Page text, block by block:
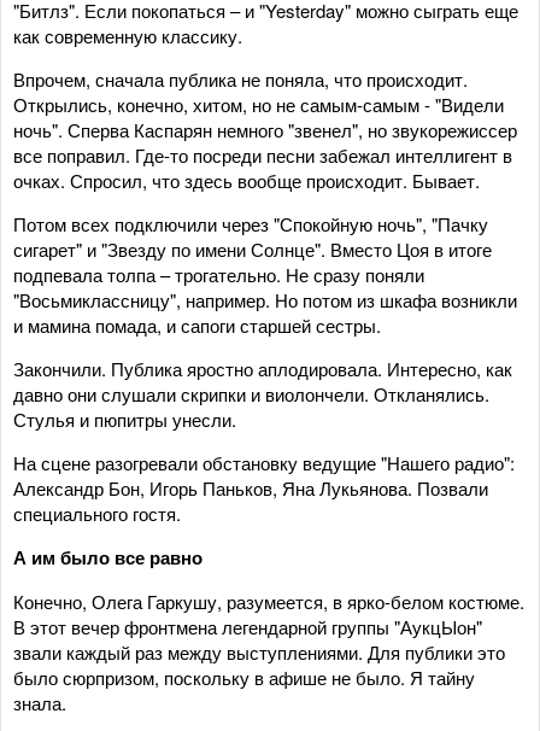
"Битлз". Если покопаться – и "Yesterday" можно сыграть еще
как современную классику.
Впрочем, сначала публика не поняла, что происходит.
Открылись, конечно, хитом, но не самым-самым - "Видели
ночь". Сперва Каспарян немного "звенел", но звукорежиссер
все поправил. Где-то посреди песни забежал интеллигент в
очках. Спросил, что здесь вообще происходит. Бывает.
Потом всех подключили через "Спокойную ночь", "Пачку
сигарет" и "Звезду по имени Солнце". Вместо Цоя в итоге
подпевала толпа – трогательно. Не сразу поняли
"Восьмиклассницу", например. Но потом из шкафа возникли
и мамина помада, и сапоги старшей сестры.
Закончили. Публика яростно аплодировала. Интересно, как
давно они слушали скрипки и виолончели. Откланялись.
Стулья и пюпитры унесли.
На сцене разогревали обстановку ведущие "Нашего радио":
Александр Бон, Игорь Паньков, Яна Лукьянова. Позвали
специального гостя.
А им было все равно
Конечно, Олега Гаркушу, разумеется, в ярко-белом костюме.
В этот вечер фронтмена легендарной группы "АукцЫон"
звали каждый раз между выступлениями. Для публики это
было сюрпризом, поскольку в афише не было. Я тайну
знала.